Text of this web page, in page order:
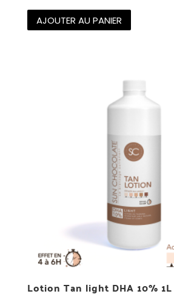
AJOUTER AU PANIER
Lotion Tan light DHA 10% 1L